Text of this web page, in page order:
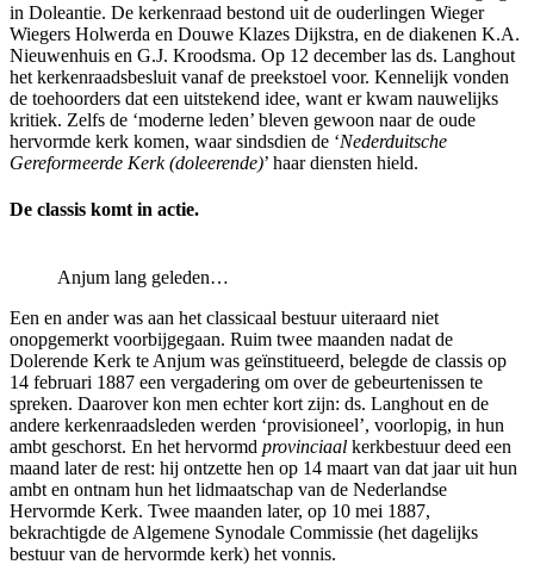
in Doleantie. De kerkenraad bestond uit de ouderlingen Wieger
Wiegers Holwerda en Douwe Klazes Dijkstra, en de diakenen K.A.
Nieuwenhuis en G.J. Kroodsma. Op 12 december las ds. Langhout
het kerkenraadsbesluit vanaf de preekstoel voor. Kennelijk vonden
de toehoorders dat een uitstekend idee, want er kwam nauwelijks
kritiek. Zelfs de ‘moderne leden’ bleven gewoon naar de oude
hervormde kerk komen, waar sindsdien de ‘Nederduitsche
Gereformeerde Kerk (doleerende)’ haar diensten hield.
De classis komt in actie.
Anjum lang geleden…
Een en ander was aan het classicaal bestuur uiteraard niet
onopgemerkt voorbijgegaan. Ruim twee maanden nadat de
Dolerende Kerk te Anjum was geïnstitueerd, belegde de classis op
14 februari 1887 een vergadering om over de gebeurtenissen te
spreken. Daarover kon men echter kort zijn: ds. Langhout en de
andere kerkenraadsleden werden ‘provisioneel’, voorlopig, in hun
ambt geschorst. En het hervormd provinciaal kerkbestuur deed een
maand later de rest: hij ontzette hen op 14 maart van dat jaar uit hun
ambt en ontnam hun het lidmaatschap van de Nederlandse
Hervormde Kerk. Twee maanden later, op 10 mei 1887,
bekrachtigde de Algemene Synodale Commissie (het dagelijks
bestuur van de hervormde kerk) het vonnis.